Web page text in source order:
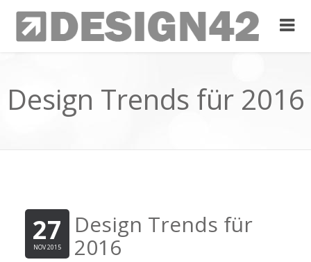
Design Trends für 2016
27
NOV 2015
Design Trends für
2016